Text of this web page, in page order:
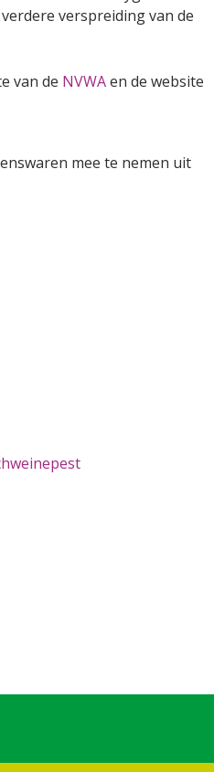
verspreiding van de
van de NVWAen de website
mee te nemen uit